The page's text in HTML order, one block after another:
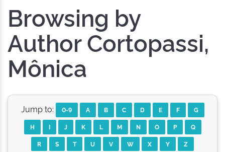
Browsing by
Author Cortopassi,
Mônica
Jump to: 0-9 A B C D E F
G
H
I J K L M N O P
Q
R
S T U V W X Y Z